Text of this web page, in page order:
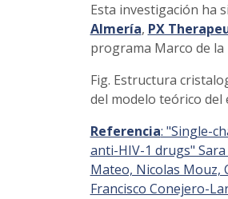
Esta investigación ha
Almería, PX
programa Marco de la
Fig. Estructura
del modelo teórico del
Referencia: "Single-
anti-HIV-1 drugs"
Mateo, Nicolas Mouz,
Francisco Conejero-